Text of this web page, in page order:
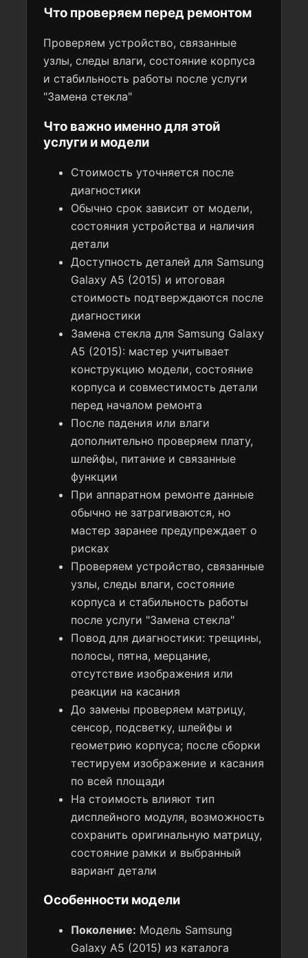
Что проверяем перед ремонтом
Проверяем устройство, связанные
узлы, следы влаги, состояние корпуса
и стабильность работы после услуги
"Замена стекла"
Что важно именно для этой
услуги и модели
Стоимость уточняется после
диагностики
Обычно срок зависит от модели,
состояния устройства и наличия
детали
Доступность деталей для Samsung
Galaxy A5 (2015) и итоговая
стоимость подтверждаются после
диагностики
Замена стекла для Samsung Galaxy
A5 (2015): мастер учитывает
конструкцию модели, состояние
корпуса и совместимость детали
перед началом ремонта
После падения или влаги
дополнительно проверяем плату,
шлейфы, питание и связанные
функции
При аппаратном ремонте данные
обычно не затрагиваются, но
мастер заранее предупреждает о
рисках
Проверяем устройство, связанные
узлы, следы влаги, состояние
корпуса и стабильность работы
после услуги "Замена стекла"
Повод для диагностики: трещины,
полосы, пятна, мерцание,
отсутствие изображения или
реакции на касания
До замены проверяем матрицу,
сенсор, подсветку, шлейфы и
геометрию корпуса; после сборки
тестируем изображение и касания
по всей площади
На стоимость влияют тип
дисплейного модуля, возможность
сохранить оригинальную матрицу,
состояние рамки и выбранный
вариант детали
Особенности модели
Поколение: Модель Samsung
Galaxy A5 (2015) из каталога